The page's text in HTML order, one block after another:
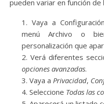
pueden variar en función
Vaya a
menú Archivo o
personalización que
Verá diferentes
opciones avanzadas.
Vaya a Privacidad,
Seleccione Todas las